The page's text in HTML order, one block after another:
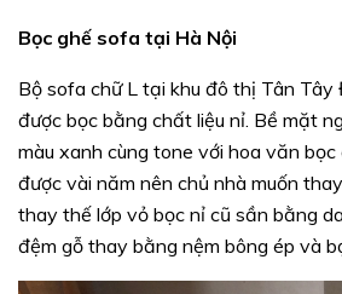
Bọc ghế sofa tại Hà Nội
Bộ sofa chữ L tại khu đô thị Tân Tây
được bọc bằng chất liệu nỉ. Bề mặt
màu xanh cùng tone với hoa văn
được vài năm nên chủ nhà muốn
thay thế lớp vỏ bọc nỉ cũ sần bằng
đệm gỗ thay bằng nệm bông ép và